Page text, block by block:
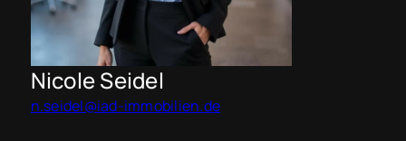
Nicole Seidel
n.seidel@iad-immobilien.de